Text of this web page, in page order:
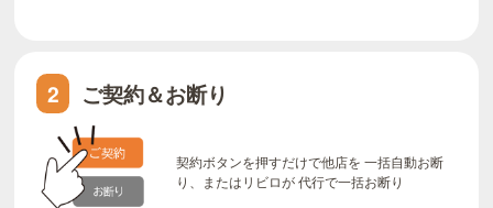
2 ご契約＆お断り
契約ボタンを押すだけで他店を 一括自動お断
り、またはリビロが 代行で一括お断り